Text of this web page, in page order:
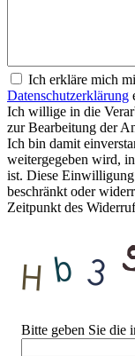
Ich erkläre mich
Datenschutzerklärung
Ich willige in die
zur Bearbeitung der
Ich bin damit
weitergegeben wird,
ist. Diese
beschränkt oder
Zeitpunkt des
Bitte geben Sie die